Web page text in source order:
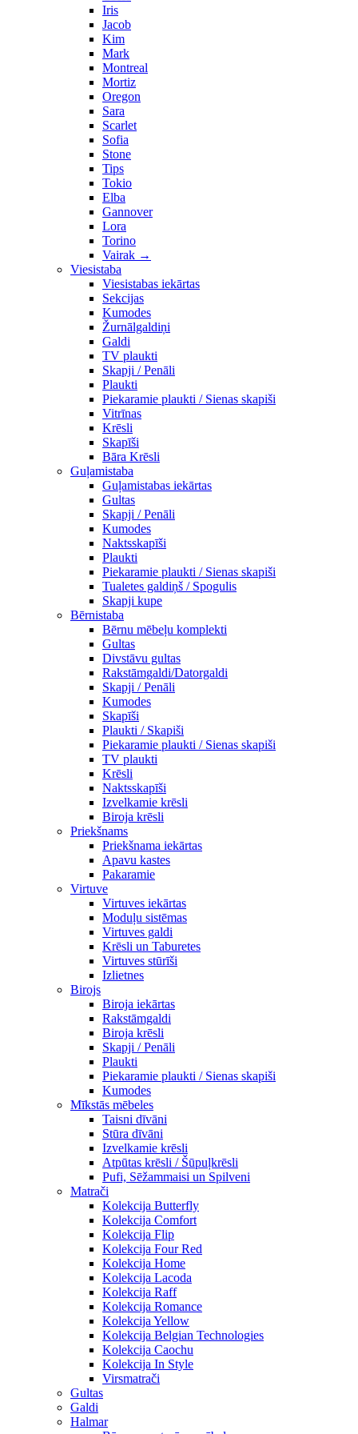
Iris
Jacob
Kim
Mark
Montreal
Mortiz
Oregon
Sara
Scarlet
Sofia
Stone
Tips
Tokio
Elba
Gannover
Lora
Torino
Vairak →
Viesistaba
Viesistabas iekārtas
Sekcijas
Kumodes
Žurnālgaldiņi
Galdi
TV plaukti
Skapji / Penāli
Plaukti
Piekaramie plaukti / Sienas skapiši
Vitrīnas
Krēsli
Skapīši
Bāra Krēsli
Guļamistaba
Guļamistabas iekārtas
Gultas
Skapji / Penāli
Kumodes
Naktsskapīši
Plaukti
Piekaramie plaukti / Sienas skapiši
Tualetes galdiņš / Spogulis
Skapji kupe
Bērnistaba
Bērnu mēbeļu komplekti
Gultas
Divstāvu gultas
Rakstāmgaldi/Datorgaldi
Skapji / Penāli
Kumodes
Skapīši
Plaukti / Skapiši
Piekaramie plaukti / Sienas skapiši
TV plaukti
Krēsli
Naktsskapīši
Izvelkamie krēsli
Biroja krēsli
Priekšnams
Priekšnama iekārtas
Apavu kastes
Pakaramie
Virtuve
Virtuves iekārtas
Moduļu sistēmas
Virtuves galdi
Krēsli un Taburetes
Virtuves stūrīši
Izlietnes
Birojs
Biroja iekārtas
Rakstāmgaldi
Biroja krēsli
Skapji / Penāli
Plaukti
Piekaramie plaukti / Sienas skapiši
Kumodes
Mīkstās mēbeles
Taisni dīvāni
Stūra dīvāni
Izvelkamie krēsli
Atpūtas krēsli / Šūpuļkrēsli
Pufi, Sēžammaisi un Spilveni
Matrači
Kolekcija Butterfly
Kolekcija Comfort
Kolekcija Flip
Kolekcija Four Red
Kolekcija Home
Kolekcija Lacoda
Kolekcija Raff
Kolekcija Romance
Kolekcija Yellow
Kolekcija Belgian Technologies
Kolekcija Caochu
Kolekcija In Style
Virsmatrači
Gultas
Galdi
Halmar